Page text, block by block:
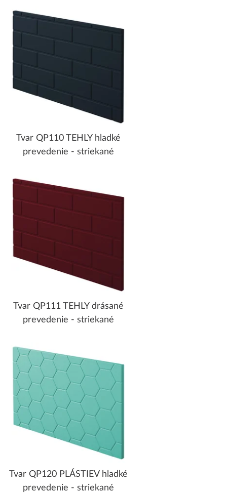
Tvar QP110 TEHLY hladké
prevedenie - striekané
Tvar QP111 TEHLY drásané
prevedenie - striekané
Tvar QP120 PLÁSTIEV hladké
prevedenie - striekané